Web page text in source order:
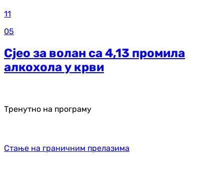
11
05
Сјео за волан са 4,13 промила
алкохола у крви
Тренутно на програму
Стање на граничним прелазима